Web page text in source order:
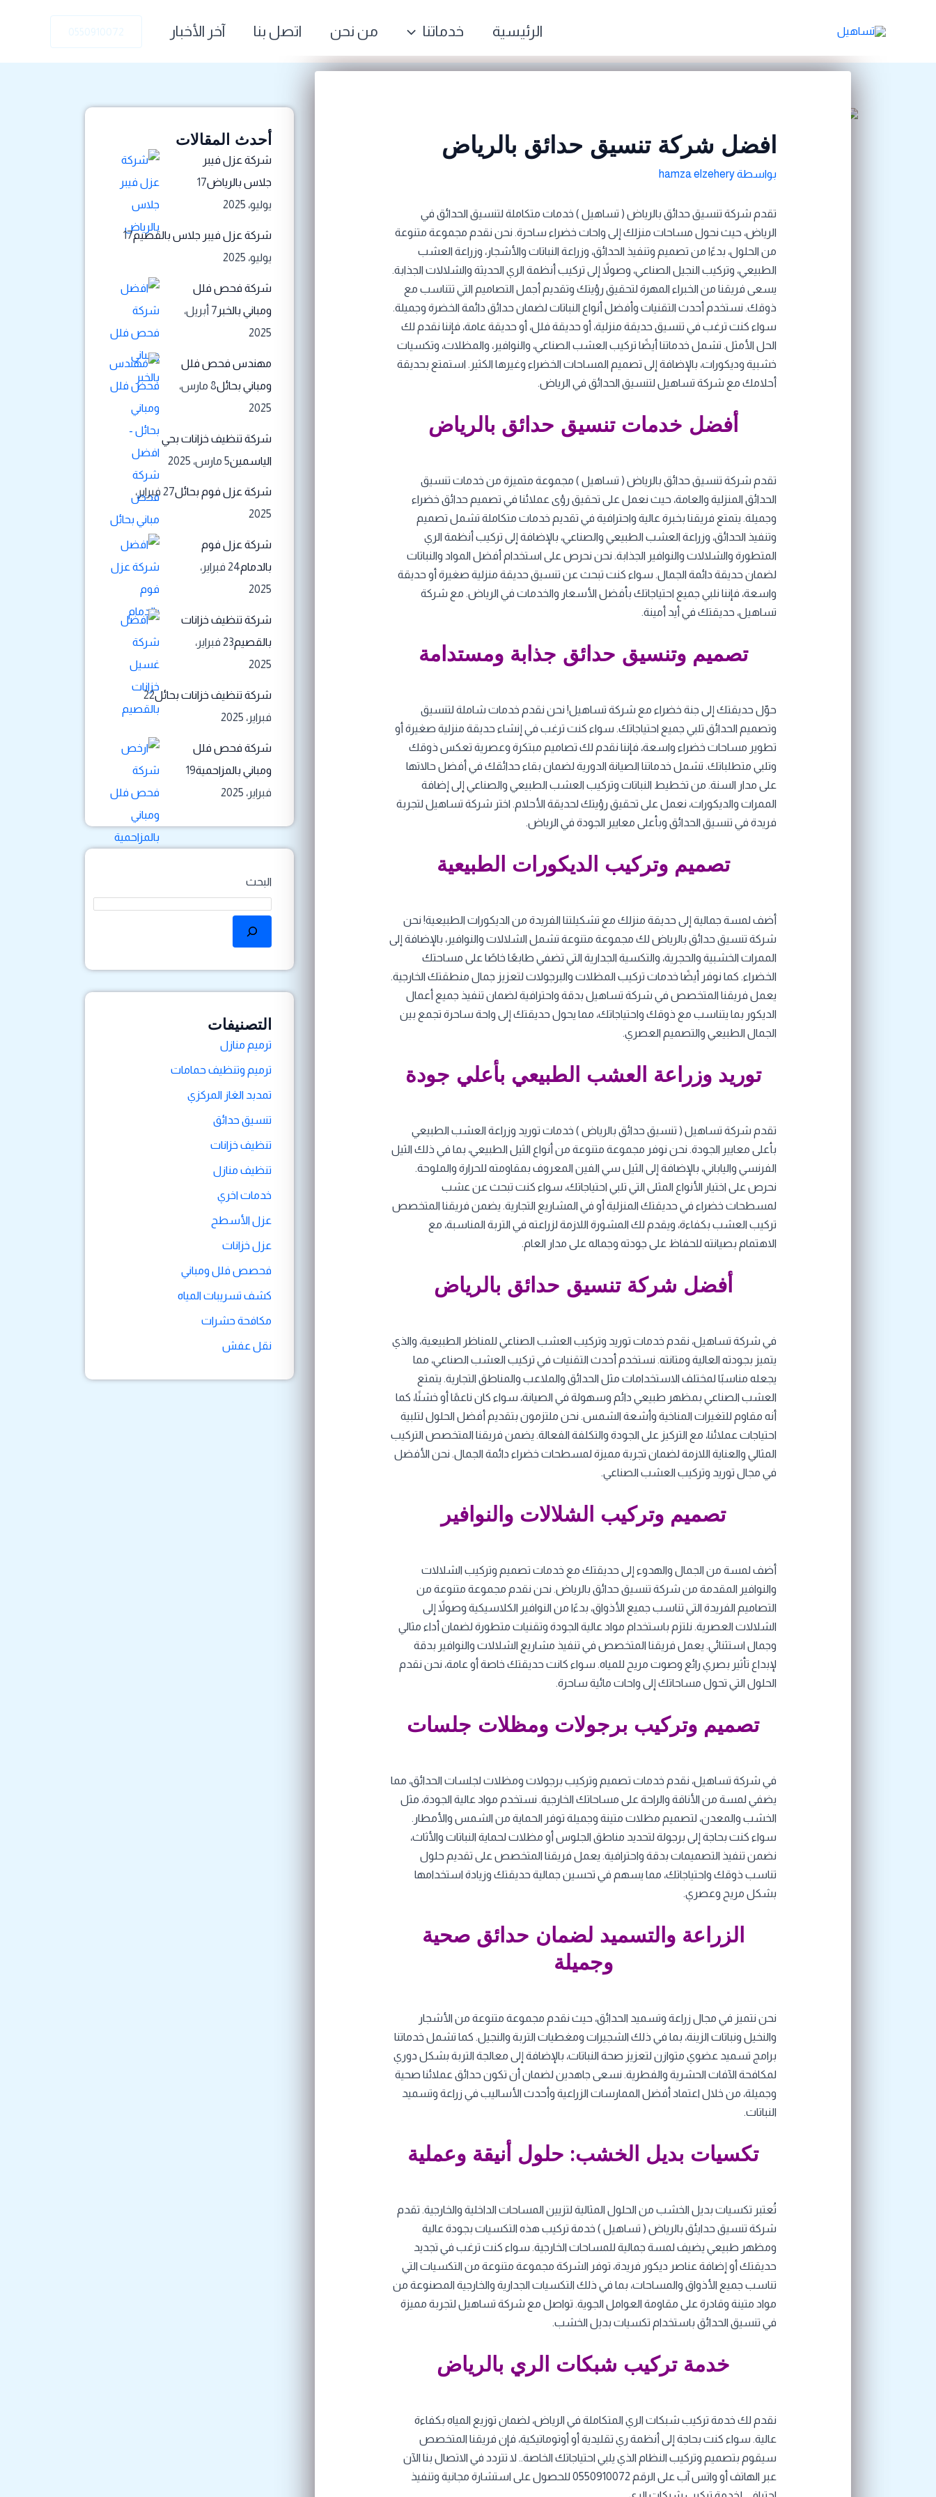
الرئيسية خدماتنا من نحن اتصل بنا آخر الأخبار 0550910072
افضل شركة تنسيق حدائق بالرياض
بواسطةhamza elzehery
تقدم شركة تنسيق حدائق بالرياض ( تساهيل ) خدمات متكاملة لتنسيق الحدائق في
الرياض، حيث نحول مساحات منزلك إلى واحات خضراء ساحرة. نحن نقدم مجموعة متنوعة
من الحلول، بدءًا من تصميم وتنفيذ الحدائق، وزراعة النباتات والأشجار، وزراعة العشب
الطبيعي، وتركيب النجيل الصناعي، وصولاً إلى تركيب أنظمة الري الحديثة والشلالات الجذابة.
يسعى فريقنا من الخبراء المهرة لتحقيق رؤيتك وتقديم أجمل التصاميم التي تتناسب مع
ذوقك. نستخدم أحدث التقنيات وأفضل أنواع النباتات لضمان حدائق دائمة الخضرة وجميلة.
سواء كنت ترغب في تنسيق حديقة منزلية، أو حديقة فلل، أو حديقة عامة، فإننا نقدم لك
الحل الأمثل. تشمل خدماتنا أيضًا تركيب العشب الصناعي، والنوافير، والمظلات، وتكسيات
خشبية وديكورات، بالإضافة إلى تصميم المساحات الخضراء وغيرها الكثير. استمتع بحديقة
أحلامك مع شركة تساهيل لتنسيق الحدائق في الرياض.
أفضل خدمات تنسيق حدائق بالرياض
تقدم شركة تنسيق حدائق بالرياض ( تساهيل ) مجموعة متميزة من خدمات تنسيق
الحدائق المنزلية والعامة، حيث نعمل على تحقيق رؤى عملائنا في تصميم حدائق خضراء
وجميلة. يتمتع فريقنا بخبرة عالية واحترافية في تقديم خدمات متكاملة تشمل تصميم
وتنفيذ الحدائق، وزراعة العشب الطبيعي والصناعي، بالإضافة إلى تركيب أنظمة الري
المتطورة والشلالات والنوافير الجذابة. نحن نحرص على استخدام أفضل المواد والنباتات
لضمان حديقة دائمة الجمال. سواء كنت تبحث عن تنسيق حديقة منزلية صغيرة أو حديقة
واسعة، فإننا نلبي جميع احتياجاتك بأفضل الأسعار والخدمات في الرياض. مع شركة
تساهيل، حديقتك في أيد أمينة.
تصميم وتنسيق حدائق جذابة ومستدامة
حوّل حديقتك إلى جنة خضراء مع شركة تساهيل! نحن نقدم خدمات شاملة لتنسيق
وتصميم الحدائق تلبي جميع احتياجاتك. سواء كنت ترغب في إنشاء حديقة منزلية صغيرة أو
تطوير مساحات خضراء واسعة، فإننا نقدم لك تصاميم مبتكرة وعصرية تعكس ذوقك
وتلبي متطلباتك. تشمل خدماتنا الصيانة الدورية لضمان بقاء حدائقك في أفضل حالاتها
على مدار السنة. من تخطيط النباتات وتركيب العشب الطبيعي والصناعي إلى إضافة
الممرات والديكورات، نعمل على تحقيق رؤيتك لحديقة الأحلام. اختر شركة تساهيل لتجربة
فريدة في تنسيق الحدائق وبأعلى معايير الجودة في الرياض.
تصميم وتركيب الديكورات الطبيعية
أضف لمسة جمالية إلى حديقة منزلك مع تشكيلتنا الفريدة من الديكورات الطبيعية! نحن
شركة تنسيق حدائق بالرياض لك مجموعة متنوعة تشمل الشلالات والنوافير، بالإضافة إلى
الممرات الخشبية والحجرية، والتكسية الجدارية التي تضفي طابعًا خاصًا على مساحتك
الخضراء. كما نوفر أيضًا خدمات تركيب المظلات والبرجولات لتعزيز جمال منطقتك الخارجية.
يعمل فريقنا المتخصص في شركة تساهيل بدقة واحترافية لضمان تنفيذ جميع أعمال
الديكور بما يتناسب مع ذوقك واحتياجاتك، مما يحول حديقتك إلى واحة ساحرة تجمع بين
الجمال الطبيعي والتصميم العصري.
توريد وزراعة العشب الطبيعي بأعلي جودة
تقدم شركة تساهيل ( تنسيق حدائق بالرياض ) خدمات توريد وزراعة العشب الطبيعي
بأعلى معايير الجودة. نحن نوفر مجموعة متنوعة من أنواع الثيل الطبيعي، بما في ذلك الثيل
الفرنسي والياباني، بالإضافة إلى الثيل سي الفين المعروف بمقاومته للحرارة والملوحة.
نحرص على اختيار الأنواع المثلى التي تلبي احتياجاتك، سواء كنت تبحث عن عشب
لمسطحات خضراء في حديقتك المنزلية أو في المشاريع التجارية. يضمن فريقنا المتخصص
تركيب العشب بكفاءة، ويقدم لك المشورة اللازمة لزراعته في التربة المناسبة، مع
الاهتمام بصيانته للحفاظ على جودته وجماله على مدار العام.
أفضل شركة تنسيق حدائق بالرياض
في شركة تساهيل، نقدم خدمات توريد وتركيب العشب الصناعي للمناظر الطبيعية، والذي
يتميز بجودته العالية ومتانته. نستخدم أحدث التقنيات في تركيب العشب الصناعي، مما
يجعله مناسبًا لمختلف الاستخدامات مثل الحدائق والملاعب والمناطق التجارية. يتمتع
العشب الصناعي بمظهر طبيعي دائم وسهولة في الصيانة، سواء كان ناعمًا أو خشنًا، كما
أنه مقاوم للتغيرات المناخية وأشعة الشمس. نحن ملتزمون بتقديم أفضل الحلول لتلبية
احتياجات عملائنا، مع التركيز على الجودة والتكلفة الفعالة. يضمن فريقنا المتخصص التركيب
المثالي والعناية اللازمة لضمان تجربة مميزة لمسطحات خضراء دائمة الجمال. نحن الأفضل
في مجال توريد وتركيب العشب الصناعي.
تصميم وتركيب الشلالات والنوافير
أضف لمسة من الجمال والهدوء إلى حديقتك مع خدمات تصميم وتركيب الشلالات
والنوافير المقدمة من شركة تنسيق حدائق بالرياض. نحن نقدم مجموعة متنوعة من
التصاميم الفريدة التي تناسب جميع الأذواق، بدءًا من النوافير الكلاسيكية وصولاً إلى
الشلالات العصرية. نلتزم باستخدام مواد عالية الجودة وتقنيات متطورة لضمان أداء مثالي
وجمال استثنائي. يعمل فريقنا المتخصص في تنفيذ مشاريع الشلالات والنوافير بدقة
لإبداع تأثير بصري رائع وصوت مريح للمياه. سواء كانت حديقتك خاصة أو عامة، نحن نقدم
الحلول التي تحول مساحاتك إلى واحات مائية ساحرة.
تصميم وتركيب برجولات ومظلات جلسات
في شركة تساهيل، نقدم خدمات تصميم وتركيب برجولات ومظلات لجلسات الحدائق، مما
يضفي لمسة من الأناقة والراحة على مساحاتك الخارجية. نستخدم مواد عالية الجودة، مثل
الخشب والمعدن، لتصميم مظلات متينة وجميلة توفر الحماية من الشمس والأمطار.
سواء كنت بحاجة إلى برجولة لتحديد مناطق الجلوس أو مظلات لحماية النباتات والأثاث،
نضمن تنفيذ التصميمات بدقة واحترافية. يعمل فريقنا المتخصص على تقديم حلول
تناسب ذوقك واحتياجاتك، مما يسهم في تحسين جمالية حديقتك وزيادة استخدامها
بشكل مريح وعصري.
الزراعة والتسميد لضمان حدائق صحية
وجميلة
نحن نتميز في مجال زراعة وتسميد الحدائق، حيث نقدم مجموعة متنوعة من الأشجار
والنخيل ونباتات الزينة، بما في ذلك الشجيرات ومغطيات التربة والنجيل. كما تشمل خدماتنا
برامج تسميد عضوي متوازن لتعزيز صحة النباتات، بالإضافة إلى معالجة التربة بشكل دوري
لمكافحة الآفات الحشرية والفطرية. نسعى جاهدين لضمان أن تكون حدائق عملائنا صحية
وجميلة، من خلال اعتماد أفضل الممارسات الزراعية وأحدث الأساليب في زراعة وتسميد
النباتات.
تكسيات بديل الخشب: حلول أنيقة وعملية
تُعتبر تكسيات بديل الخشب من الحلول المثالية لتزيين المساحات الداخلية والخارجية. تقدم
شركة تنسيق حدايئق بالرياض ( تساهيل ) خدمة تركيب هذه التكسيات بجودة عالية
ومظهر طبيعي يضيف لمسة جمالية للمساحات الخارجية. سواء كنت ترغب في تجديد
حديقتك أو إضافة عناصر ديكور فريدة، توفر الشركة مجموعة متنوعة من التكسيات التي
تناسب جميع الأذواق والمساحات، بما في ذلك التكسيات الجدارية والخارجية المصنوعة من
مواد متينة وقادرة على مقاومة العوامل الجوية. تواصل مع شركة تساهيل لتجربة مميزة
في تنسيق الحدائق باستخدام تكسيات بديل الخشب.
خدمة تركيب شبكات الري بالرياض
نقدم لك خدمة تركيب شبكات الري المتكاملة في الرياض، لضمان توزيع المياه بكفاءة
عالية. سواء كنت بحاجة إلى أنظمة ري تقليدية أو أوتوماتيكية، فإن فريقنا المتخصص
سيقوم بتصميم وتركيب النظام الذي يلبي احتياجاتك الخاصة.. لا تتردد في الاتصال بنا الآن
عبر الهاتف أو واتس آب على الرقم 0550910072 للحصول على استشارة مجانية وتنفيذ
navigation
أحدث المقالات
شركة عزل فيبر
جلاس بالرياض17
يوليو، 2025
شركة عزل فيبر جلاس بالقصيم17
يوليو، 2025
شركة فحص فلل
ومباني بالخبر
7 أبريل،
2025
مهندس فحص فلل
ومباني بحائل
8 مارس،
2025
شركة تنظيف خزانات بحي
الياسمين5 مارس، 2025
شركة عزل فوم بحائل
27 فبراير،
2025
شركة عزل فوم
بالدمام
24 فبراير،
2025
شركة تنظيف خزانات
بالقصيم
23 فبراير،
2025
شركة تنظيف خزانات بحائل22
فبراير، 2025
شركة فحص فلل
ومباني بالمزاحمية19
فبراير، 2025
البحث
التصنيفات
ترميم منازل
ترميم وتنظيف حمامات
تمدبد الغاز المركزي
تنسيق حدائق
تنظيف خزانات
تنظيف منازل
خدمات اخري
عزل الأسطح
عزل خزانات
فحصص فلل ومباني
كشف تسريبات المياه
مكافحة حشرات
نقل عفش